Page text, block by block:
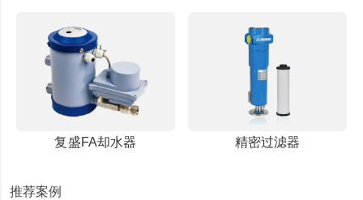
复盛FA却水器 精密过滤器
推荐案例